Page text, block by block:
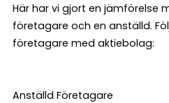
Här har vi gjort en jämförelse
företagare och en anställd.
företagare med aktiebolag:
Anställd Företagare